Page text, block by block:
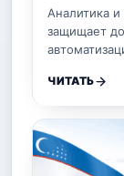
Аналитика
защищает
ЧИТАТЬ